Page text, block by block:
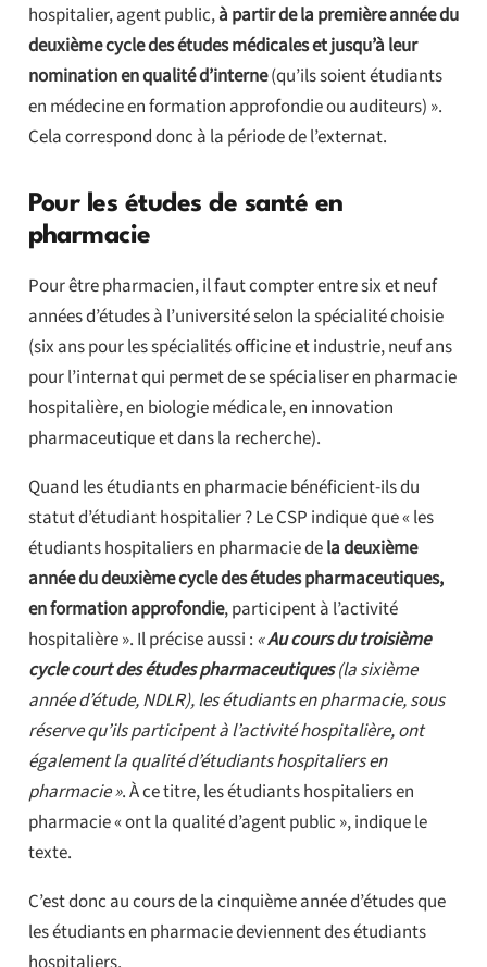
hospitalier, agent public,à partir de la première année du
deuxième cycle des études médicales et jusqu’à leur
nomination en qualité d’interne(qu’ils soient étudiants
en médecine en formation approfondie ou auditeurs) ».
Cela correspond donc à la période de l’externat.
Pour les études de santé en
pharmacie
Pour être pharmacien, il faut compter entre six et neuf
années d’études à l’université selon la spécialité choisie
(six ans pour les spécialités officine et industrie, neuf ans
pour l’internat qui permet de se spécialiser en pharmacie
hospitalière, en biologie médicale, en innovation
pharmaceutique et dans la recherche).
Quand les étudiants en pharmacie bénéficient-ils du
statut d’étudiant hospitalier ? Le CSP indique que « les
étudiants hospitaliers en pharmacie dela deuxième
année du deuxième cycle des études pharmaceutiques,
en formation approfondie, participent à l’activité
hospitalière ». Il précise aussi : «Au cours du troisième
cycle court des études pharmaceutiques(la sixième
année d’étude, NDLR), les étudiants en pharmacie, sous
réserve qu’ils participent à l’activité hospitalière, ont
également la qualité d’étudiants hospitaliers en
pharmacie ». À ce titre, les étudiants hospitaliers en
pharmacie « ont la qualité d’agent public », indique le
texte.
C’est donc au cours de la cinquième année d’études que
les étudiants en pharmacie deviennent des étudiants